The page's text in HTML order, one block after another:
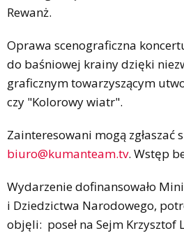
Rewanż.
Oprawa scenograficzna
do baśniowej krainy dzięki
graficznym towarzyszącym
czy "Kolorowy wiatr".
Zainteresowani mogą zgłaszać
biuro@kumanteam.tv. Wstęp
Wydarzenie dofinansowało
i Dziedzictwa Narodowego,
objęli: poseł na Sejm Krzysztof